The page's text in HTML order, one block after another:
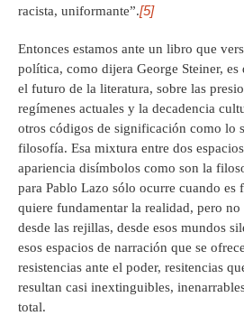
racista, uniformante”.[5]
Entonces estamos ante un libro que
política, como dijera George Steiner,
el futuro de la literatura, sobre las
regímenes actuales y la decadencia
otros códigos de significación como lo
filosofía. Esa mixtura entre dos
apariencia disímbolos como son la
para Pablo Lazo sólo ocurre cuando es
quiere fundamentar la realidad, pero
desde las rejillas, desde esos mundos
esos espacios de narración que se
resistencias ante el poder, resitencias
resultan casi inextinguibles,
total.